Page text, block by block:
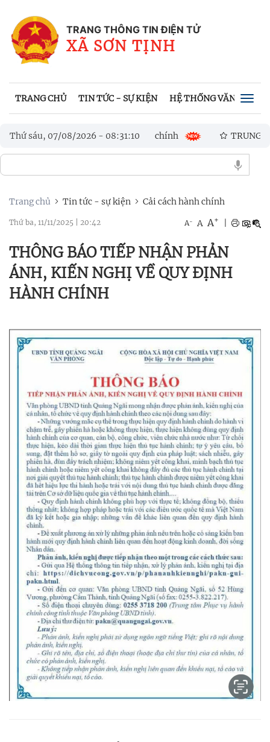
TRANG THÔNG TIN ĐIỆN TỬ
XÃ SƠN TỊNH
TRANG CHỦ TIN TỨC - SỰ KIỆN HỆ THỐNG VĂN BẢN
Thứ sáu, 07/08/2026 - 08:31:11
giải quyết thủ tục hành chính
TRUNG TÂM
LẦN THỨ I NĂM 2026
Trang chủ Tin tức - sự kiện Cải cách hành chính
Thứ ba, 11/11/2025 20:42 A- A A+
THÔNG BÁO TIẾP NHẬN PHẢN
ÁNH, KIẾN NGHỊ VỀ QUY ĐỊNH
HÀNH CHÍNH